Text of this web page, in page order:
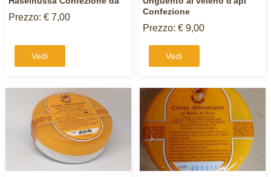
Prezzo: € 7,00
Vedi
Confezione
Prezzo: € 9,00
Vedi